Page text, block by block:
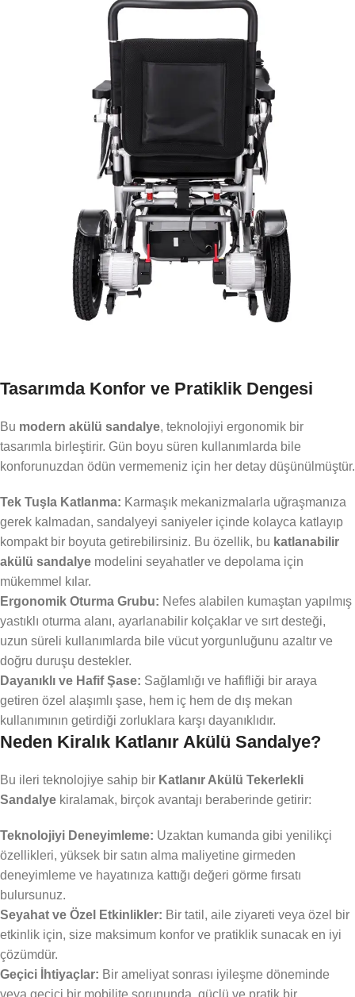
Tasarımda Konfor ve Pratiklik Dengesi
Bu modern akülü sandalye, teknolojiyi ergonomik bir
tasarımla birleştirir. Gün boyu süren kullanımlarda bile
konforunuzdan ödün vermemeniz için her detay düşünülmüştür.
Tek Tuşla Katlanma: Karmaşık mekanizmalarla uğraşmanıza
gerek kalmadan, sandalyeyi saniyeler içinde kolayca katlayıp
kompakt bir boyuta getirebilirsiniz. Bu özellik, bu katlanabilir
akülü sandalye modelini seyahatler ve depolama için
mükemmel kılar.
Ergonomik Oturma Grubu: Nefes alabilen kumaştan yapılmış
yastıklı oturma alanı, ayarlanabilir kolçaklar ve sırt desteği,
uzun süreli kullanımlarda bile vücut yorgunluğunu azaltır ve
doğru duruşu destekler.
Dayanıklı ve Hafif Şase: Sağlamlığı ve hafifliği bir araya
getiren özel alaşımlı şase, hem iç hem de dış mekan
kullanımının getirdiği zorluklara karşı dayanıklıdır.
Neden Kiralık Katlanır Akülü Sandalye?
Bu ileri teknolojiye sahip bir Katlanır Akülü Tekerlekli
Sandalye kiralamak, birçok avantajı beraberinde getirir:
Teknolojiyi Deneyimleme: Uzaktan kumanda gibi yenilikçi
özellikleri, yüksek bir satın alma maliyetine girmeden
deneyimleme ve hayatınıza kattığı değeri görme fırsatı
bulursunuz.
Seyahat ve Özel Etkinlikler: Bir tatil, aile ziyareti veya özel bir
etkinlik için, size maksimum konfor ve pratiklik sunacak en iyi
çözümdür.
Geçici İhtiyaçlar: Bir ameliyat sonrası iyileşme döneminde
veya geçici bir mobilite sorununda, güçlü ve pratik bir